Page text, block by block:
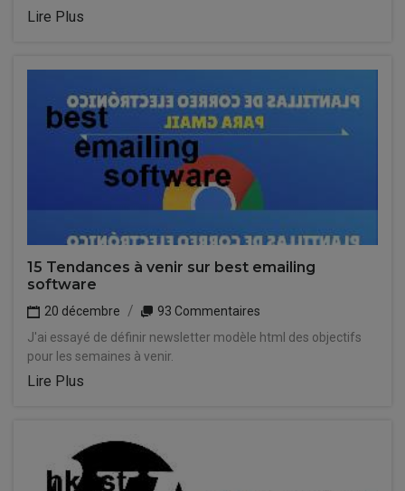
Lire Plus
15 Tendances à venir sur best emailing
software
20 décembre
93 Commentaires
J'ai essayé de définir newsletter modèle html des objectifs
pour les semaines à venir.
Lire Plus